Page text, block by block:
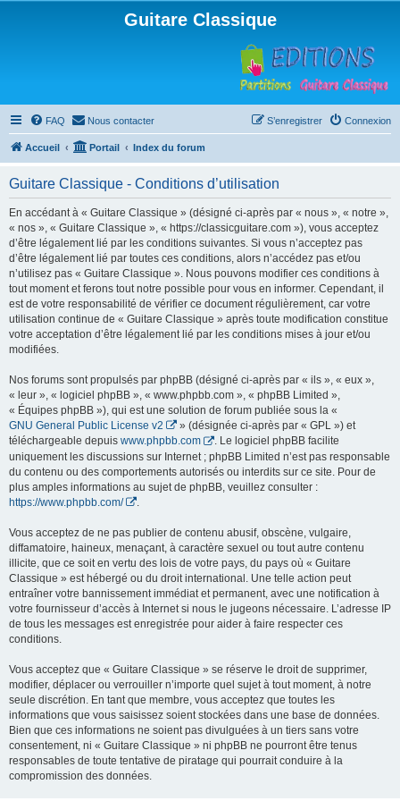
Guitare Classique
FAQ Nous contacter Connexion
S’enregistrer
Accueil Portail Index du forum
Guitare Classique - Conditions d’utilisation
En accédant à « Guitare Classique » (désigné ci-après par « nous », « notre »,
« nos », « Guitare Classique », « https://classicguitare.com »), vous acceptez
d’être légalement lié par les conditions suivantes. Si vous n’acceptez pas
d’être légalement lié par toutes ces conditions, alors n’accédez pas et/ou
n’utilisez pas « Guitare Classique ». Nous pouvons modifier ces conditions à
tout moment et ferons tout notre possible pour vous en informer. Cependant, il
est de votre responsabilité de vérifier ce document régulièrement, car votre
utilisation continue de « Guitare Classique » après toute modification constitue
votre acceptation d’être légalement lié par les conditions mises à jour et/ou
modifiées.
Nos forums sont propulsés par phpBB (désigné ci-après par « ils », « eux »,
« leur », « logiciel phpBB », « www.phpbb.com », « phpBB Limited »,
« Équipes phpBB »), qui est une solution de forum publiée sous la «
GNU General Public License v2
» (désignée ci-après par « GPL ») et
téléchargeable depuis www.phpbb.com
. Le logiciel phpBB facilite
uniquement les discussions sur Internet ; phpBB Limited n’est pas responsable
du contenu ou des comportements autorisés ou interdits sur ce site. Pour de
plus amples informations au sujet de phpBB, veuillez consulter :
https://www.phpbb.com/
Vous acceptez de ne pas publier de contenu abusif, obscène, vulgaire,
diffamatoire, haineux, menaçant, à caractère sexuel ou tout autre contenu
illicite, que ce soit en vertu des lois de votre pays, du pays où « Guitare
Classique » est hébergé ou du droit international. Une telle action peut
entraîner votre bannissement immédiat et permanent, avec une notification à
votre fournisseur d’accès à Internet si nous le jugeons nécessaire. L’adresse IP
de tous les messages est enregistrée pour aider à faire respecter ces
conditions.
Vous acceptez que « Guitare Classique » se réserve le droit de supprimer,
modifier, déplacer ou verrouiller n’importe quel sujet à tout moment, à notre
seule discrétion. En tant que membre, vous acceptez que toutes les
informations que vous saisissez soient stockées dans une base de données.
Bien que ces informations ne soient pas divulguées à un tiers sans votre
consentement, ni « Guitare Classique » ni phpBB ne pourront être tenus
responsables de toute tentative de piratage qui pourrait conduire à la
compromission des données.